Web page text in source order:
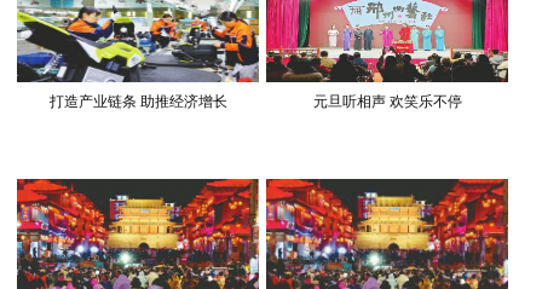
打造产业链条 助推经济增长 元旦听相声 欢笑乐不停